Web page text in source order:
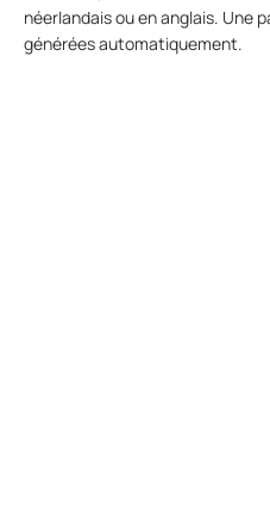
néerlandais ou en anglais. Une
générées automatiquement.